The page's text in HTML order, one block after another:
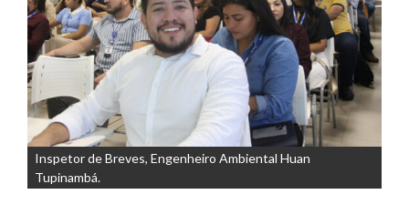
Inspetor de Breves, Engenheiro Ambiental Huan
Tupinambá.